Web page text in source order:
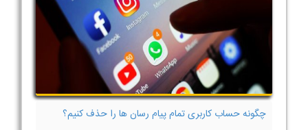
چگونه حساب کاربری تمام پیام رسان‌ ها را حذف کنیم؟